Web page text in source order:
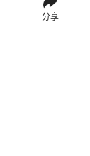
分享